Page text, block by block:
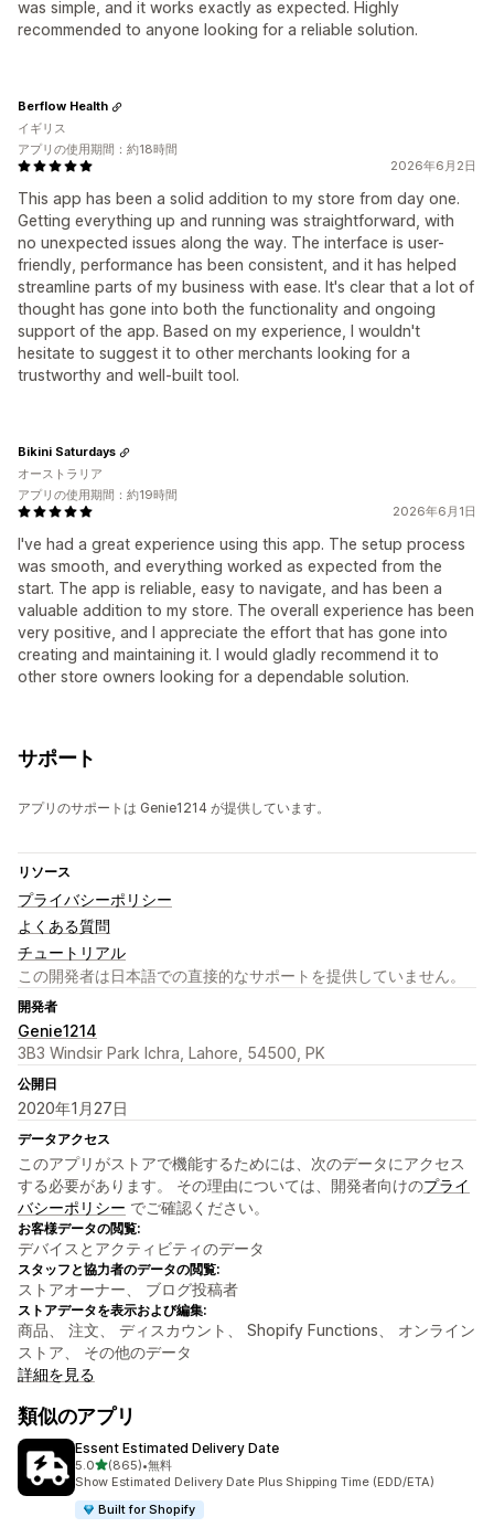
was simple, and it works exactly as expected. Highly
recommended to anyone looking for a reliable solution.
2026年6月2日
This app has been a solid addition to my store from day one.
Getting everything up and running was straightforward, with
no unexpected issues along the way. The interface is user-
friendly, performance has been consistent, and it has helped
streamline parts of my business with ease. It's clear that a lot of
thought has gone into both the functionality and ongoing
support of the app. Based on my experience, I wouldn't
hesitate to suggest it to other merchants looking for a
trustworthy and well-built tool.
Berflow Health
イギリス
アプリの使用期間：約18時間
2026年6月1日
I've had a great experience using this app. The setup process
was smooth, and everything worked as expected from the
start. The app is reliable, easy to navigate, and has been a
valuable addition to my store. The overall experience has been
very positive, and I appreciate the effort that has gone into
creating and maintaining it. I would gladly recommend it to
other store owners looking for a dependable solution.
Bikini Saturdays
オーストラリア
アプリの使用期間：約19時間
サポート
アプリのサポートは Genie1214 が提供しています。
リソース
プライバシーポリシー
よくある質問
チュートリアル
この開発者は日本語での直接的なサポートを提供していません。
開発者
Genie1214
3B3 Windsir Park Ichra, Lahore, 54500, PK
公開日
2020年1月27日
データアクセス
このアプリがストアで機能するためには、次のデータにアクセス
する必要があります。 その理由については、開発者向けのプライ
バシーポリシー でご確認ください。
お客様データの閲覧:
デバイスとアクティビティのデータ
スタッフと協力者のデータの閲覧:
ストアオーナー、 ブログ投稿者
ストアデータを表示および編集:
商品、 注文、 ディスカウント、 Shopify Functions、 オンライン
ストア、 その他のデータ
詳細を見る
類似のアプリ
Essent Estimated Delivery Date
5.05つ星中
(865)
合計レビュー数：865件
•無料
Show Estimated Delivery Date Plus Shipping Time (EDD/ETA)
Built for Shopify